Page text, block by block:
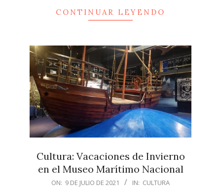
CONTINUAR LEYENDO
Cultura: Vacaciones de Invierno
en el Museo Marítimo Nacional
ON: 9 DE JULIO DE 2021 IN: CULTURA